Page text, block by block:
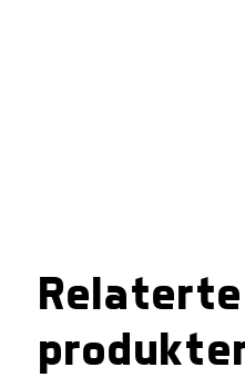
Relaterte